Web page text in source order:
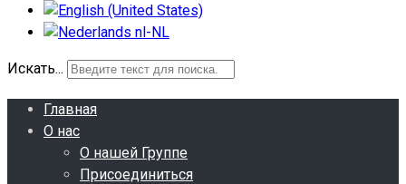
Искать...
Главная
О нас
О нашей Группе
Присоединиться